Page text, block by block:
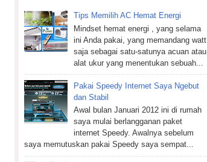
Tips Memilih AC Hemat Energi
Mindset hemat energi , yang selama
ini Anda pakai, yang memandang watt
saja sebagai satu-satunya acuan atau
alat ukur yang menentukan sebuah...
Pakai Speedy Internet Saya Ngebut
dan Stabil
Awal bulan Januari 2012 ini di rumah
saya mulai berlangganan paket
internet Speedy. Awalnya sebelum
saya memutuskan pakai Speedy saya sempat...